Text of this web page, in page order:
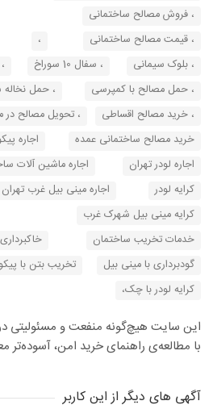
، فروش مصالح ساختمانی
، قیمت مصالح ساختمانی
،
، بلوک سیمانی
، سفال 10 سوراخ
، حمل مصالح با کمپرسی
، حمل نخاله
، خرید مصالح اقساطی
، تحویل مصالح در
خرید مصالح ساختمانی عمده
اجاره
اجاره لودر تهران
اجاره ماشین آلات
کرایه لودر
اجاره مینی بیل غرب تهران
کرایه مینی بیل شهرک غرب
خدمات تخریب ساختمان
گودبرداری با مینی بیل
تخریب بتن با
کرایه لودر با چک،
این سایت هیچ‌گونه منفعت و مسئولیتی در
با مطالعه‌ی راهنمای خرید امن، آسوده‌تر
آگهی های دیگر از این کاربر